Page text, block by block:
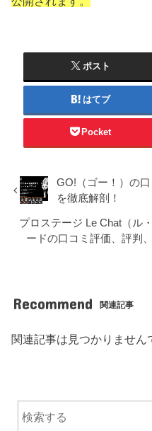
ポスト
はてブ
Pocket
GO!（ゴー！）の
を徹底解剖！
プロステージ Le Chat（ル
ードの口コミ評価、評判
Recommend 関連記事
関連記事は見つかりません